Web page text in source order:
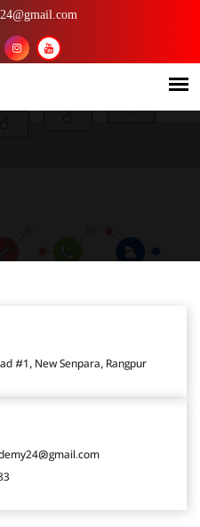
#1, New Senpara, Rangpur